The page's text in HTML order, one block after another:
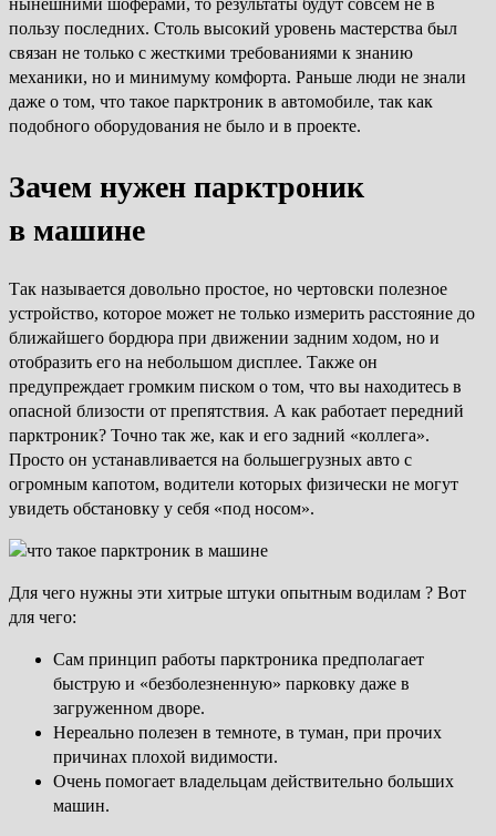
нынешними шоферами, то результаты будут совсем не в
пользу последних. Столь высокий уровень мастерства был
связан не только с жесткими требованиями к знанию
механики, но и минимуму комфорта. Раньше люди не знали
даже о том, что такое парктроник в автомобиле, так как
подобного оборудования не было и в проекте.
Зачем нужен парктроник
в машине
Так называется довольно простое, но чертовски полезное
устройство, которое может не только измерить расстояние до
ближайшего бордюра при движении задним ходом, но и
отобразить его на небольшом дисплее. Также он
предупреждает громким писком о том, что вы находитесь в
опасной близости от препятствия. А как работает передний
парктроник? Точно так же, как и его задний «коллега».
Просто он устанавливается на большегрузных авто с
огромным капотом, водители которых физически не могут
увидеть обстановку у себя «под носом».
Для чего нужны эти хитрые штуки опытным водилам ? Вот
для чего:
Сам принцип работы парктроника предполагает
быструю и «безболезненную» парковку даже в
загруженном дворе.
Нереально полезен в темноте, в туман, при прочих
причинах плохой видимости.
Очень помогает владельцам действительно больших
машин.